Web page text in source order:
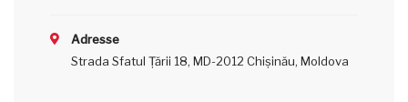
Adresse
Strada Sfatul Țării 18, MD-2012 Chișinău, Moldova